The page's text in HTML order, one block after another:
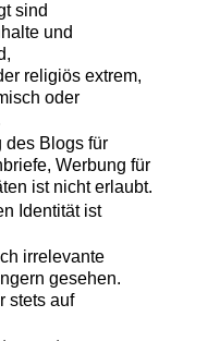
sind
und
religiös extrem,
oder
des Blogs für
Werbung für
ist nicht erlaubt.
Identität ist
irrelevante
gesehen.
stets auf